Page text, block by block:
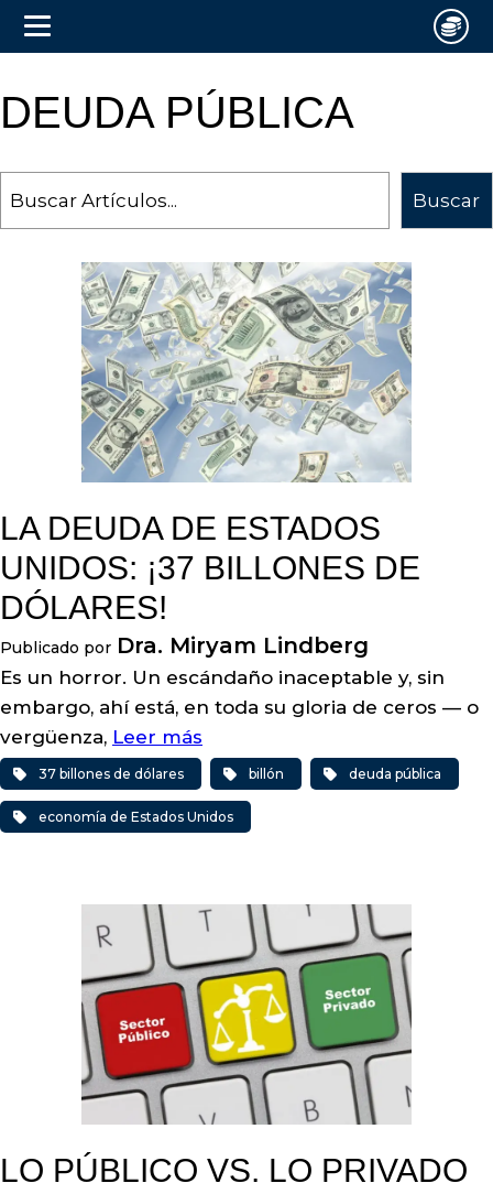
DEUDA PÚBLICA
Buscar
LA DEUDA DE ESTADOS
UNIDOS: ¡37 BILLONES DE
DÓLARES!
Publicado por Dra. Miryam Lindberg
Es un horror. Un escándaño inaceptable y, sin
embargo, ahí está, en toda su gloria de ceros — o
vergüenza, Leer más
37 billones de dólares billón deuda pública
economía de Estados Unidos
LO PÚBLICO VS. LO PRIVADO